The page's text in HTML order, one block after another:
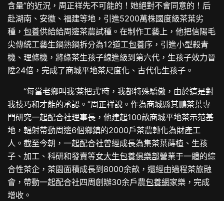
含量”的近況，周正祥先不可能的！她絕對不會同意的！后
赴湖南、安徽、福建等地，引進5200萬株國度級茶葉劣
種，包養供給給周邊茶農試種。在制作工藝上，他把信陽毛
尖傳統工藝生鍋熟鍋拆分為12道工包養序，引進小型殺青
機、理條機，將綠茶生孩子線進級到第六代，生孩子效力晉
陞24倍，完成了商城平地茶尺度化、古代化生孩子。
“每當老鄉叫我‘茶把式’時，我都特殊驕傲，由於這是對
我技巧和才能的承認。”周正祥說。作為商城縣其鵬茶葉專
門研究一起配合社理事長，他建起100畝商城平地茶示范基
地，輻射帶動周邊6個鄉鎮的2000戶茶農轉化為財產工
人。截至今朝，一起配合社曾經成長為集茶葉蒔植、生孩
子、加工、科研和發賣等女大生包養俱樂部營業于一體的綜
合性茶企，茶園面積成長到8000余畝，還經由過程茶旅融
會，帶動一起配合社四周創辦30余戶農包養網家樂，完成
增收。